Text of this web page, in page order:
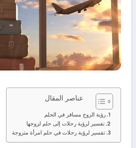
عناصر المقال
رؤية الزوج مسافر في الحلم
تفسير لرؤية رحلات إلى حلم لزوجها
تفسير لرؤية رحلات في حلم امرأة متزوجة